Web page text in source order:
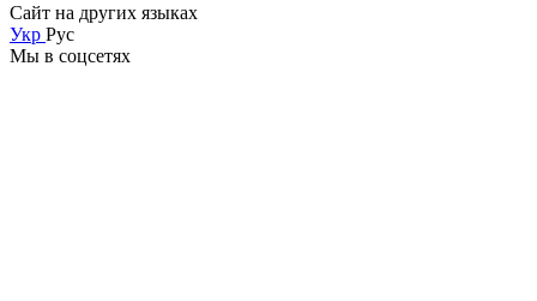
Сайт на других языках
Укр Рус
Мы в соцсетях